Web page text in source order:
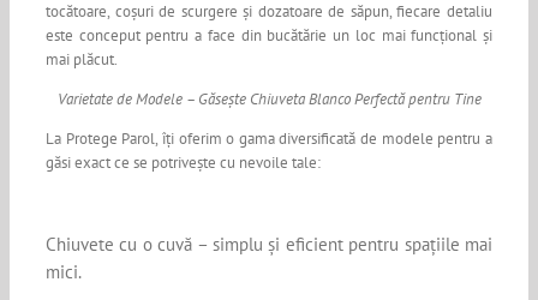
tocătoare, coșuri de scurgere și dozatoare de săpun, fiecare detaliu
este conceput pentru a face din bucătărie un loc mai funcțional și
mai plăcut.
Varietate de Modele – Găsește Chiuveta Blanco Perfectă pentru Tine
La Protege Parol, îți oferim o gama diversificată de modele pentru a
găsi exact ce se potrivește cu nevoile tale:
Chiuvete cu o cuvă – simplu și eficient pentru spațiile mai
mici.